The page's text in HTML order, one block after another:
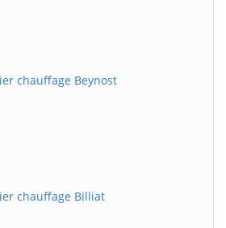
chauffage Beynost
chauffage Billiat